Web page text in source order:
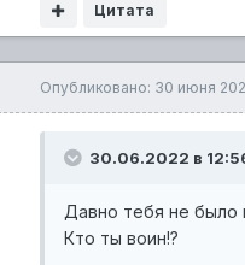
Цитата
Опубликовано: 30 июня
30.06.2022 в
Давно тебя не было
Кто ты воин!?